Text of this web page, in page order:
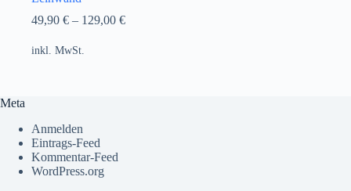
49,90 € – 129,00 €
inkl. MwSt.
Meta
Anmelden
Eintrags-Feed
Kommentar-Feed
WordPress.org